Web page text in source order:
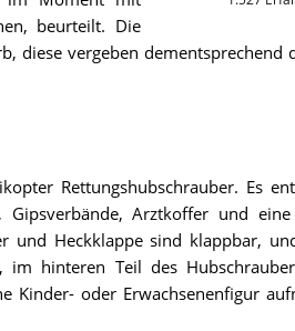
beurteilt. Die
diese vergeben dementsprechend
Rettungshubschrauber. Es
Arztkoffer und eine
und Heckklappe sind klappbar,
hinteren Teil des
Kinder- oder Erwachsenenfigur